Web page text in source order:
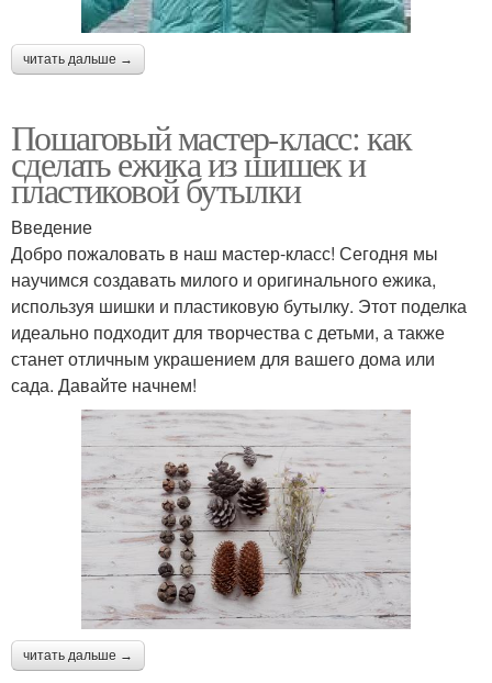
читать дальше →
Пошаговый мастер-класс: как
сделать ежика из шишек и
пластиковой бутылки
Введение
Добро пожаловать в наш мастер-класс! Сегодня мы
научимся создавать милого и оригинального ежика,
используя шишки и пластиковую бутылку. Этот поделка
идеально подходит для творчества с детьми, а также
станет отличным украшением для вашего дома или
сада. Давайте начнем!
читать дальше →